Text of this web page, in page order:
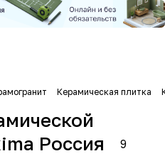
Керамическая плитка
Россия
9